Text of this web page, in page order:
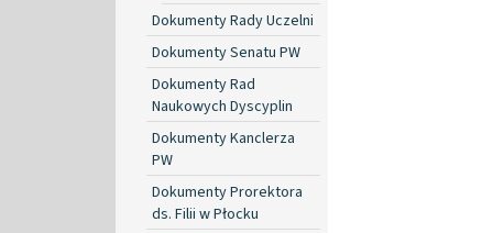
Dokumenty Rady Uczelni
Dokumenty Senatu PW
Dokumenty Rad
Naukowych Dyscyplin
Dokumenty Kanclerza
PW
Dokumenty Prorektora
ds. Filii w Płocku